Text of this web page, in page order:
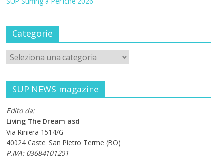
Categorie
SUP NEWS magazine
Edito da:
Living The Dream asd
Via Riniera 1514/G
40024 Castel San Pietro Terme (BO)
P.IVA: 03684101201